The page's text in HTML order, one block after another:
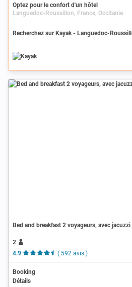
Optez pour le confort d'un hôtel
Languedoc-Roussillon, France, Occitanie
Recherchez sur Kayak - Languedoc-
Bed and breakfast 2 voyageurs, avec jacuzzi
2
4.9
( 592 avis )
Booking
Détails